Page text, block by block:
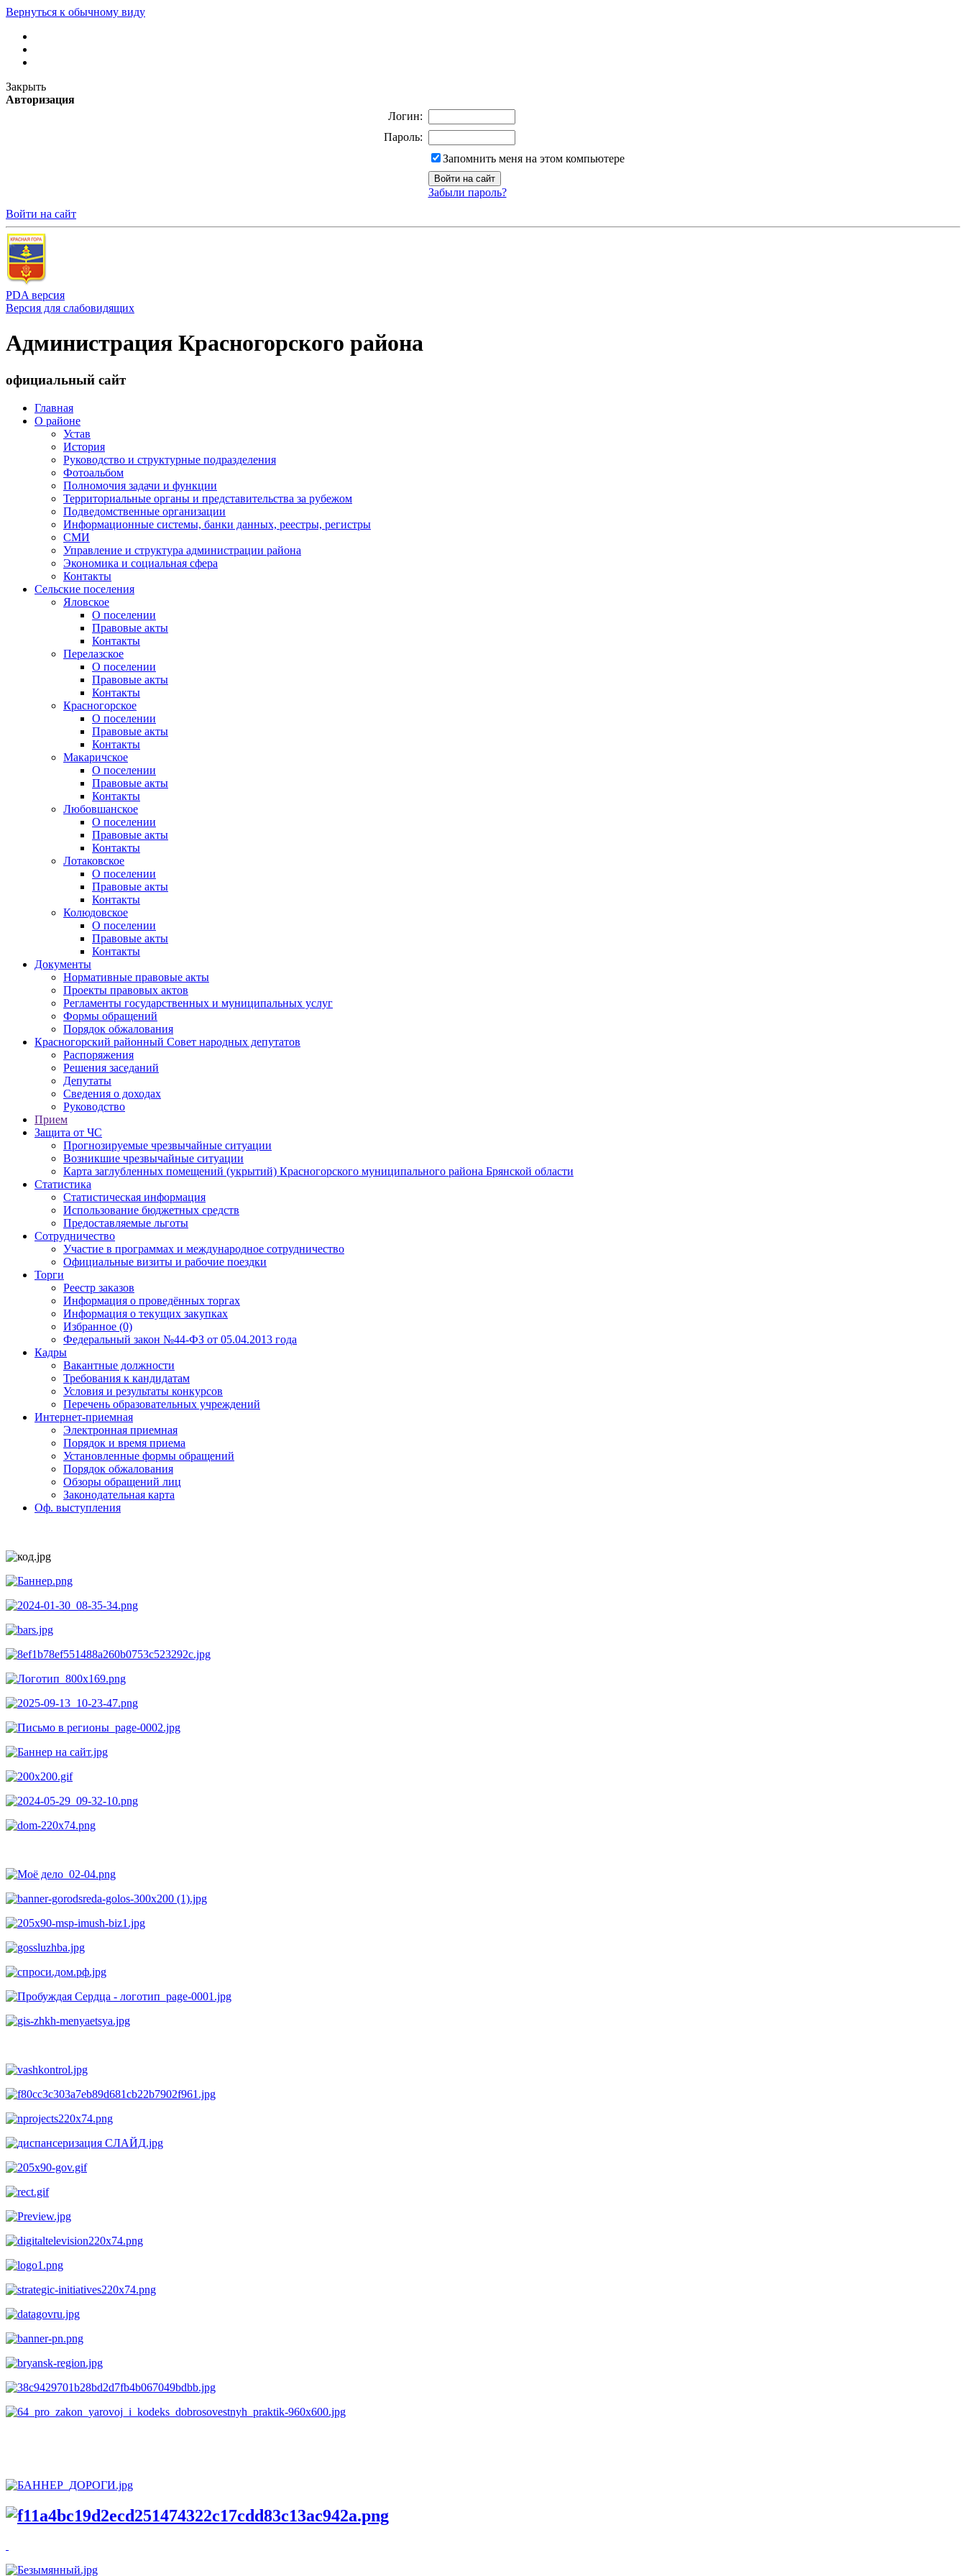
Вернуться к обычному виду
Закрыть
Авторизация
Логин:
Пароль:
Запомнить меня на этом компьютере
Забыли пароль?
Войти на сайт
PDA версия
Версия для слабовидящих
Администрация Красногорского района
официальный сайт
Главная
О районе
Устав
История
Руководство и структурные подразделения
Фотоальбом
Полномочия задачи и функции
Территориальные органы и представительства за рубежом
Подведомственные организации
Информационные системы, банки данных, реестры, регистры
СМИ
Управление и структура администрации района
Экономика и социальная сфера
Контакты
Сельские поселения
Яловское
О поселении
Правовые акты
Контакты
Перелазское
О поселении
Правовые акты
Контакты
Красногорское
О поселении
Правовые акты
Контакты
Макаричское
О поселении
Правовые акты
Контакты
Любовшанское
О поселении
Правовые акты
Контакты
Лотаковское
О поселении
Правовые акты
Контакты
Колюдовское
О поселении
Правовые акты
Контакты
Документы
Нормативные правовые акты
Проекты правовых актов
Регламенты государственных и муниципальных услуг
Формы обращений
Порядок обжалования
Красногорский районный Совет народных депутатов
Распоряжения
Решения заседаний
Депутаты
Сведения о доходах
Руководство
Прием
Защита от ЧС
Прогнозируемые чрезвычайные ситуации
Возникшие чрезвычайные ситуации
Карта заглубленных помещений (укрытий) Красногорского муниципального района Брянской области
Статистика
Статистическая информация
Использование бюджетных средств
Предоставляемые льготы
Сотрудничество
Участие в программах и международное сотрудничество
Официальные визиты и рабочие поездки
Торги
Реестр заказов
Информация о проведённых торгах
Информация о текущих закупках
Избранное (0)
Федеральный закон №44-ФЗ от 05.04.2013 года
Кадры
Вакантные должности
Требования к кандидатам
Условия и результаты конкурсов
Перечень образовательных учреждений
Интернет-приемная
Электронная приемная
Порядок и время приема
Установленные формы обращений
Порядок обжалования
Обзоры обращений лиц
Законодательная карта
Оф. выступления